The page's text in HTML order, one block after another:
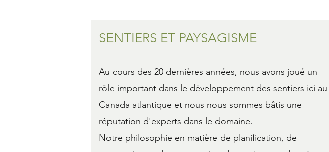
SENTIERS ET PAYSAGISME
Au cours des 20 dernières années, nous avons joué un
rôle important dans le développement des sentiers ici au
Canada atlantique et nous nous sommes bâtis une
réputation d'experts dans le domaine.
Notre philosophie en matière de planification, de